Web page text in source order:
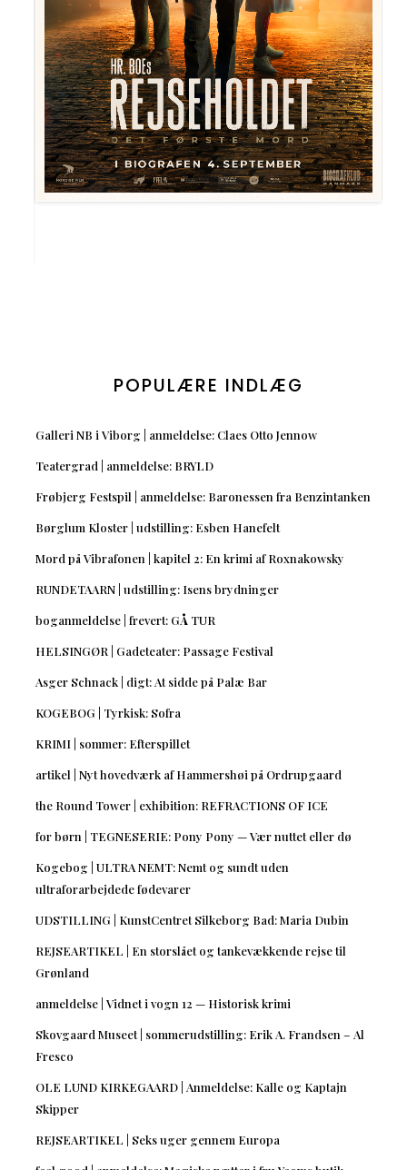
POPULÆRE INDLÆG
Galleri NB i Viborg | anmeldelse: Claes Otto Jennow
Teatergrad | anmeldelse: BRYLD
Frøbjerg Festspil | anmeldelse: Baronessen fra Benzintanken
Børglum Kloster | udstilling: Esben Hanefelt
Mord på Vibrafonen | kapitel 2: En krimi af Roxnakowsky
RUNDETAARN | udstilling: Isens brydninger
boganmeldelse | frevert: GÅ TUR
HELSINGØR | Gadeteater: Passage Festival
Asger Schnack | digt: At sidde på Palæ Bar
KOGEBOG | Tyrkisk: Sofra
KRIMI | sommer: Efterspillet
artikel | Nyt hovedværk af Hammershøi på Ordrupgaard
the Round Tower | exhibition: REFRACTIONS OF ICE
for børn | TEGNESERIE: Pony Pony — Vær nuttet eller dø
Kogebog | ULTRA NEMT: Nemt og sundt uden
ultraforarbejdede fødevarer
UDSTILLING | KunstCentret Silkeborg Bad: Maria Dubin
REJSEARTIKEL | En storslået og tankevækkende rejse til
Grønland
anmeldelse | Vidnet i vogn 12 — Historisk krimi
Skovgaard Museet | sommerudstilling: Erik A. Frandsen – Al
Fresco
OLE LUND KIRKEGAARD | Anmeldelse: Kalle og Kaptajn
Skipper
REJSEARTIKEL | Seks uger gennem Europa